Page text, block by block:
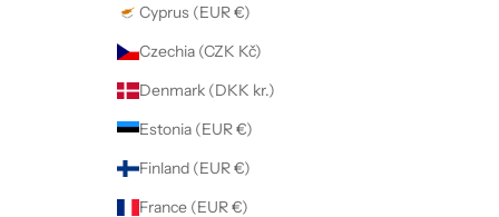
Cyprus (EUR €)
Czechia (CZK Kč)
Denmark (DKK kr.)
Estonia (EUR €)
Finland (EUR €)
France (EUR €)